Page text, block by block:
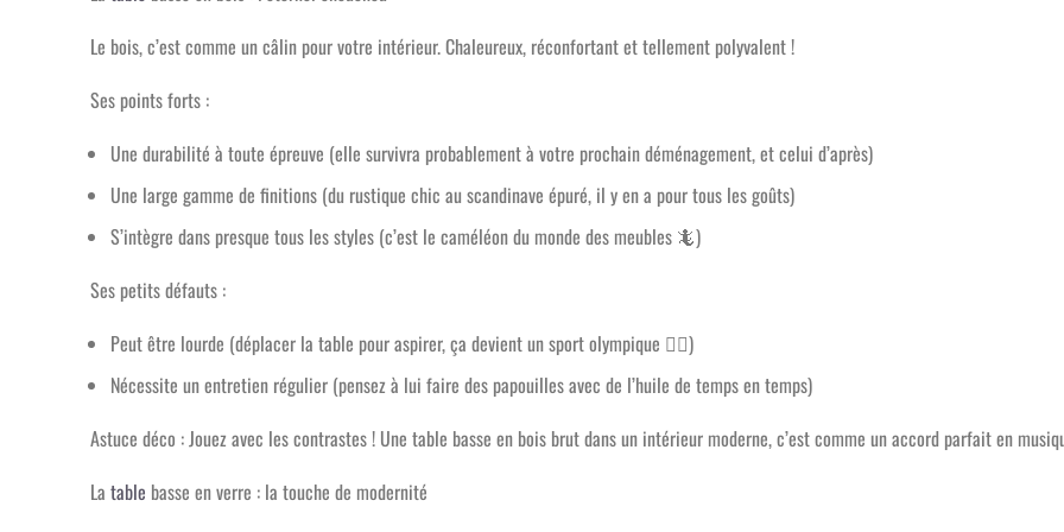
Le bois, c’est comme un câlin pour votre intérieur. Chaleureux, réconfortant et tellement polyvalent !
Ses points forts :
Une durabilité à toute épreuve (elle survivra probablement à votre prochain déménagement, et celui d’après)
Une large gamme de finitions (du rustique chic au scandinave épuré, il y en a pour tous les goûts)
S’intègre dans presque tous les styles (c’est le caméléon du monde des meubles 🦎)
Ses petits défauts :
Peut être lourde (déplacer la table pour aspirer, ça devient un sport olympique 🏋️‍♀️)
Nécessite un entretien régulier (pensez à lui faire des papouilles avec de l’huile de temps en temps)
Astuce déco : Jouez avec les contrastes ! Une table basse en bois brut dans un intérieur moderne, c’est comme un accord parfait en
La table basse en verre : la touche de modernité